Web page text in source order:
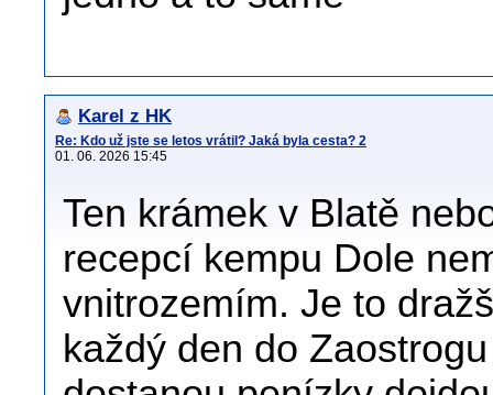
Karel z HK
Re: Kdo už jste se letos vrátil? Jaká byla cesta? 2
01. 06. 2026 15:45
Ten krámek v Blatě
recepcí kempu Dole
vnitrozemím. Je to
každý den do